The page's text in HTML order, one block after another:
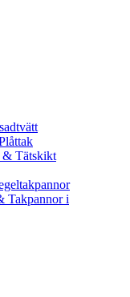
& Tätskikt
Takpannor i